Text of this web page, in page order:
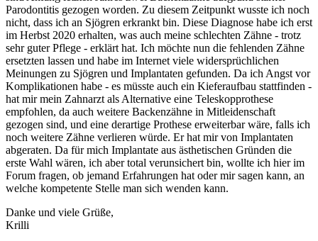
Parodontitis gezogen worden. Zu diesem Zeitpunkt wusste ich noch
nicht, dass ich an Sjögren erkrankt bin. Diese Diagnose habe ich erst
im Herbst 2020 erhalten, was auch meine schlechten Zähne - trotz
sehr guter Pflege - erklärt hat. Ich möchte nun die fehlenden Zähne
ersetzten lassen und habe im Internet viele widersprüchlichen
Meinungen zu Sjögren und Implantaten gefunden. Da ich Angst vor
Komplikationen habe - es müsste auch ein Kieferaufbau stattfinden -
hat mir mein Zahnarzt als Alternative eine Teleskopprothese
empfohlen, da auch weitere Backenzähne in Mitleidenschaft
gezogen sind, und eine derartige Prothese erweiterbar wäre, falls ich
noch weitere Zähne verlieren würde. Er hat mir von Implantaten
abgeraten. Da für mich Implantate aus ästhetischen Gründen die
erste Wahl wären, ich aber total verunsichert bin, wollte ich hier im
Forum fragen, ob jemand Erfahrungen hat oder mir sagen kann, an
welche kompetente Stelle man sich wenden kann.
Danke und viele Grüße,
Krilli